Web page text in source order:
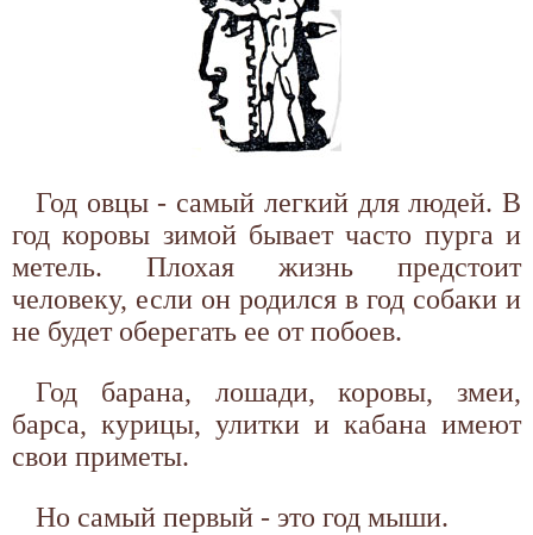
Год овцы - самый легкий для людей. В
год коровы зимой бывает часто пурга и
метель. Плохая жизнь предстоит
человеку, если он родился в год собаки и
не будет оберегать ее от побоев.
Год барана, лошади, коровы, змеи,
барса, курицы, улитки и кабана имеют
свои приметы.
Но самый первый - это год мыши.